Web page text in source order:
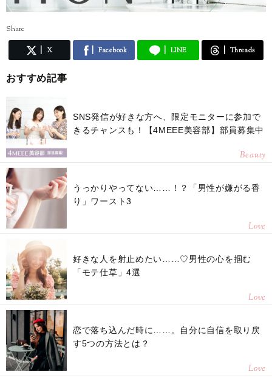
Share
X Facebook LINE Threads
おすすめ記事
SNS発信が好きな方へ、限定モニターに参加で
きるチャンスも！【4MEEE美容部】部員募集中
Beauty
うっかりやってない……！？「男性が嫌がる香
り」ワースト3
Love
好きな人を射止めたい……♡男性の心を掴む
「モテ仕草」4選
Love
恋で落ち込んだ時に……。自分に自信を取り戻
す5つの方法とは？
Love